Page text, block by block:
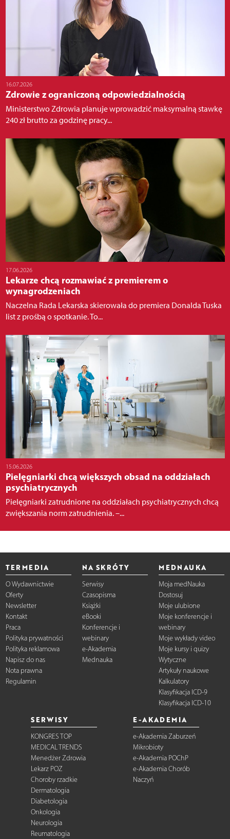
16.07.2026
Zdrowie z ograniczoną odpowiedzialnością
Ministerstwo Zdrowia planuje wprowadzić maksymalną stawkę
240 zł brutto za godzinę pracy...
17.06.2026
Lekarze chcą rozmawiać z premierem o
wynagrodzeniach
Naczelna Rada Lekarska skierowała do premiera Donalda Tuska
list z prośbą o spotkanie. To...
15.06.2026
Pielęgniarki chcą większych obsad na oddziałach
psychiatrycznych
Pielęgniarki zatrudnione na oddziałach psychiatrycznych chcą
zwiększania norm zatrudnienia. –...
TERMEDIA
O Wydawnictwie
Oferty
Newsletter
Kontakt
Praca
Polityka prywatności
Polityka reklamowa
Napisz do nas
Nota prawna
Regulamin
NA SKRÓTY
Serwisy
Czasopisma
Książki
eBooki
Konferencje i
webinary
e-Akademia
Mednauka
MEDNAUKA
Moja medNauka
Dostosuj
Moje ulubione
Moje konferencje i
webinary
Moje wykłady video
Moje kursy i quizy
Wytyczne
Artykuły naukowe
Kalkulatory
Klasyfikacja ICD-9
Klasyfikacja ICD-10
SERWISY
KONGRES TOP
MEDICAL TRENDS
Menedżer Zdrowia
Lekarz POZ
Choroby rzadkie
Dermatologia
Diabetologia
Onkologia
Neurologia
Reumatologia
E-AKADEMIA
e-Akademia Zaburzeń
Mikrobioty
e-Akademia POChP
e-Akademia Chorób
Naczyń